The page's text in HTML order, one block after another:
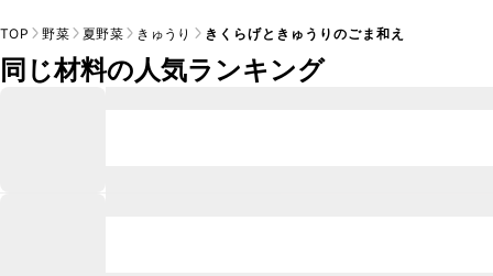
TOP 野菜 夏野菜 きゅうり きくらげときゅうりのごま和え
同じ材料の人気ランキング